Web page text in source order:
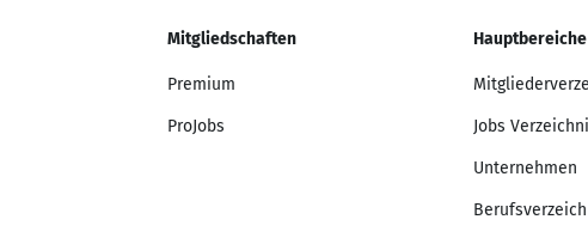
Mitgliedschaften
Premium
ProJobs
Hauptbereiche
Jobs
Unternehmen